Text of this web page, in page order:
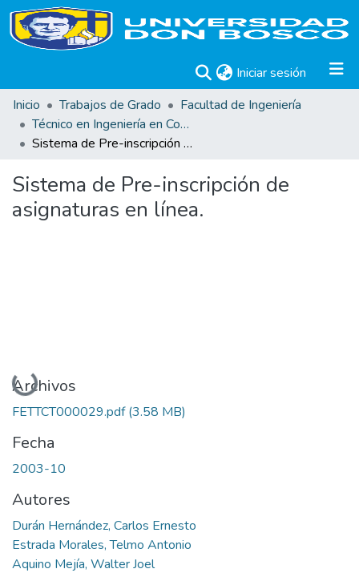
Iniciar sesión (current)
Inicio
Trabajos de Grado
Facultad de Ingeniería
Técnico en Ingeniería en Computación. Trabajos de Graduación.
Sistema de Pre-inscripción de asignaturas en línea.
Sistema de Pre-inscripción de
asignaturas en línea.
Cargando...
Archivos
FETTCT000029.pdf(3.58 MB)
Fecha
2003-10
Autores
Durán Hernández, Carlos Ernesto
Estrada Morales, Telmo Antonio
Aquino Mejía, Walter Joel